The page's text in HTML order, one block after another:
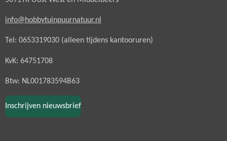
info@hobbytuinpuurnatuur.nl
Tel: 0653319030 (alleen tijdens kantooruren)
KvK: 64751708
Btw: NL001783594B63
Inschrijven nieuwsbrief